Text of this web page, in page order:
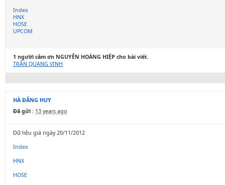
Index
HNX
HOSE
UPCOM
1 người cảm ơn NGUYỄN HOÀNG HIỆP cho bài viết.
TRẦN QUANG VINH
HÀ ĐĂNG HUY
Đã gửi : 13 years ago
Dữ liệu giá ngày 20/11/2012
Index
HNX
HOSE